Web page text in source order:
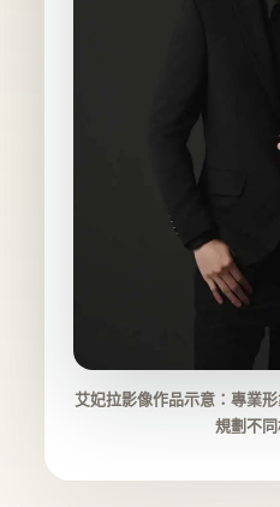
艾妃拉影像作品示意：專業
規劃不同